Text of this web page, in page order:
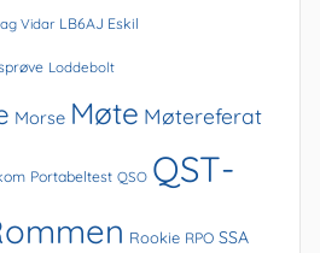
Vidar LB6AJ Eskil
Loddebolt
Morse Møte Møtereferat
Portabeltest QSO QST-
Rookie RPO SSA